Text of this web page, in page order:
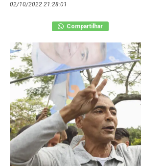
02/10/2022 21:28:01
Compartilhar